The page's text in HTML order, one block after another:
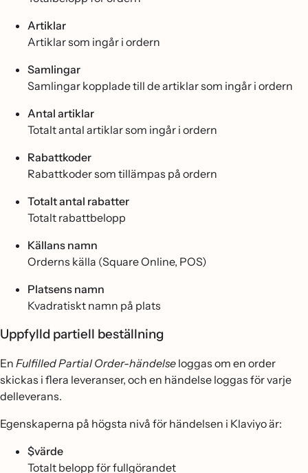
Artiklar
Artiklar som ingår i ordern
Samlingar
Samlingar kopplade till de artiklar som ingår i ordern
Antal artiklar
Totalt antal artiklar som ingår i ordern
Rabattkoder
Rabattkoder som tillämpas på ordern
Totalt antal rabatter
Totalt rabattbelopp
Källans namn
Orderns källa (Square Online, POS)
Platsens namn
Kvadratiskt namn på plats
Uppfylld partiell beställning
En Fulfilled Partial Order-händelse loggas om en order
skickas i flera leveranser, och en händelse loggas för varje
delleverans.
Egenskaperna på högsta nivå för händelsen i Klaviyo är:
$värde
Totalt belopp för fullgörandet